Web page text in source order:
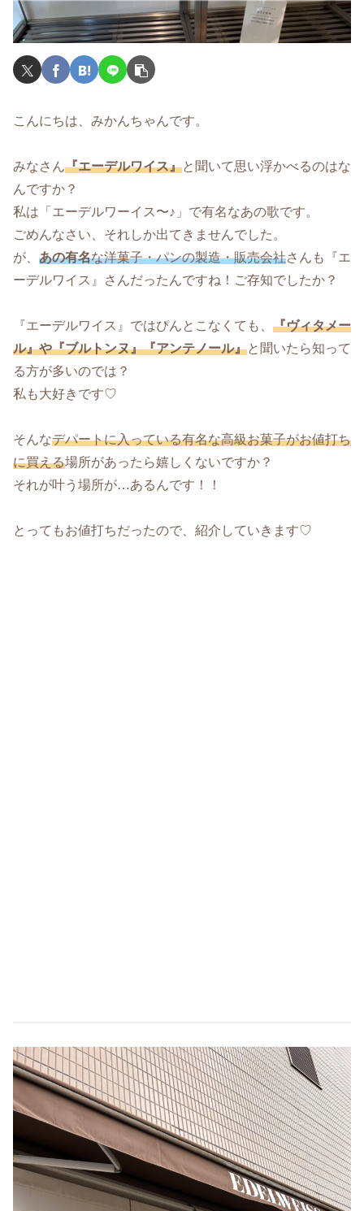
こんにちは、みかんちゃんです。
みなさん『エーデルワイス』と聞いて思い浮かべるのはな
んですか？
私は「エーデルワーイス〜♪」で有名なあの歌です。
ごめんなさい、それしか出てきませんでした。
が、 あの有名な洋菓子・パンの製造・販売会社さんも『エ
ーデルワイス』さんだったんですね！ご存知でしたか？
『エーデルワイス』ではぴんとこなくても、 『ヴィタメー
ル』や『ブルトンヌ』『アンテノール』と聞いたら知って
る方が多いのでは？
私も大好きです♡
そんなデパートに入っている有名な高級お菓子がお値打ち
に買える場所があったら嬉しくないですか？
それが叶う場所が…あるんです！！
とってもお値打ちだったので、紹介していきます♡